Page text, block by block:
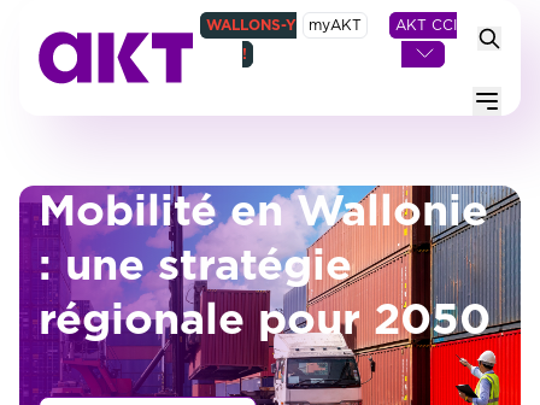
WALLONS-Y
!
myAKT AKT CCI
Menu
Mobilité en Wallonie
: une stratégie
régionale pour 2050